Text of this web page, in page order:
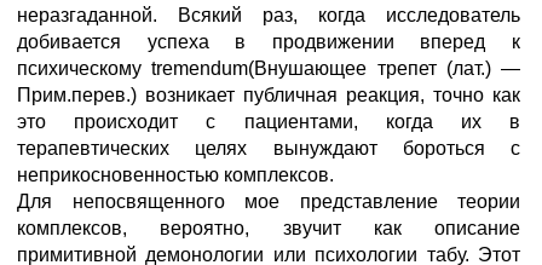
неразгаданной. Всякий раз, когда исследователь
добивается успеха в продвижении вперед к
психическому tremendum(Внушающее трепет (лат.) —
Прим.перев.) возникает публичная реакция, точно как
это происходит с пациентами, когда их в
терапевтических целях вынуждают бороться с
неприкосновенностью комплексов.
Для непосвященного мое представление теории
комплексов, вероятно, звучит как описание
примитивной демонологии или психологии табу. Этот